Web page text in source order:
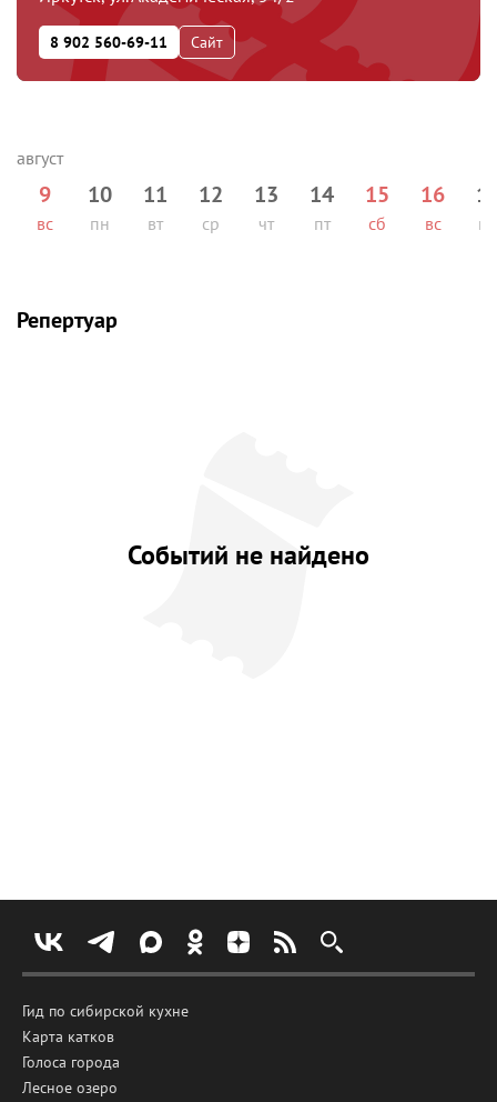
8 902 560-69-11 Сайт
9
вс
10
пн
11
вт
12
ср
13
чт
14
пт
15
сб
16
вс пн
Репертуар
Событий не найдено
Гид по сибирской кухне
Карта катков
Голоса города
Лесное озеро